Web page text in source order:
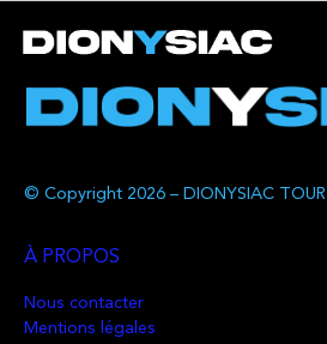
© Copyright 2026 – DIONYSIAC TOUR
À PROPOS
Nous contacter
Mentions légales